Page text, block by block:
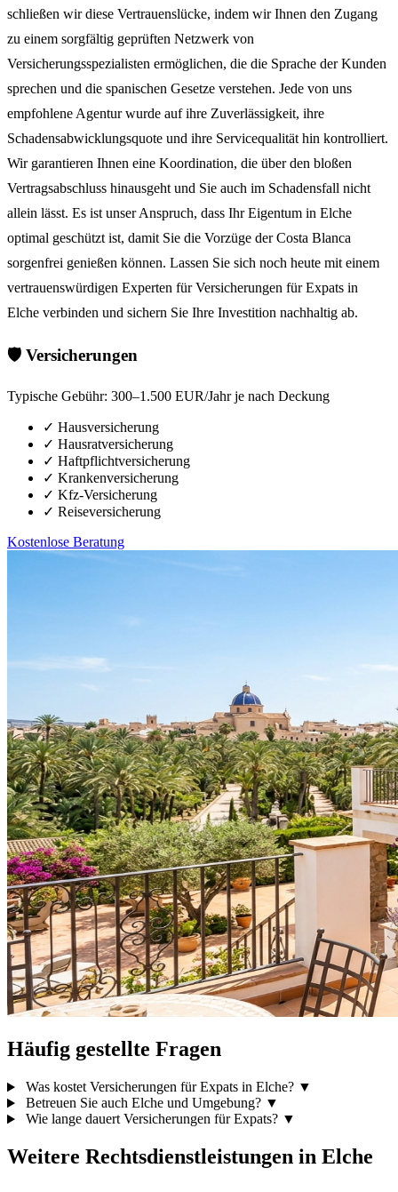
schließen wir diese Vertrauenslücke, indem wir Ihnen den Zugang
zu einem sorgfältig geprüften Netzwerk von
Versicherungsspezialisten ermöglichen, die die Sprache der Kunden
sprechen und die spanischen Gesetze verstehen. Jede von uns
empfohlene Agentur wurde auf ihre Zuverlässigkeit, ihre
Schadensabwicklungsquote und ihre Servicequalität hin kontrolliert.
Wir garantieren Ihnen eine Koordination, die über den bloßen
Vertragsabschluss hinausgeht und Sie auch im Schadensfall nicht
allein lässt. Es ist unser Anspruch, dass Ihr Eigentum in Elche
optimal geschützt ist, damit Sie die Vorzüge der Costa Blanca
sorgenfrei genießen können. Lassen Sie sich noch heute mit einem
vertrauenswürdigen Experten für Versicherungen für Expats in
Elche verbinden und sichern Sie Ihre Investition nachhaltig ab.
🛡️ Versicherungen
Typische Gebühr: 300–1.500 EUR/Jahr je nach Deckung
✓ Hausversicherung
✓ Hausratversicherung
✓ Haftpflichtversicherung
✓ Krankenversicherung
✓ Kfz-Versicherung
✓ Reiseversicherung
Kostenlose Beratung
Häufig gestellte Fragen
Was kostet Versicherungen für Expats in Elche? ▼
Betreuen Sie auch Elche und Umgebung? ▼
Wie lange dauert Versicherungen für Expats? ▼
Weitere Rechtsdienstleistungen in Elche